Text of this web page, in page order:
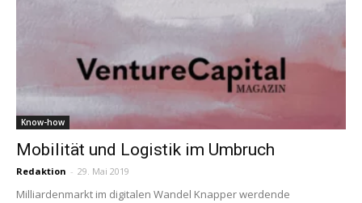
Know-how
Mobilität und Logistik im Umbruch
Redaktion - 29. Mai 2019
Milliardenmarkt im digitalen Wandel Knapper werdende